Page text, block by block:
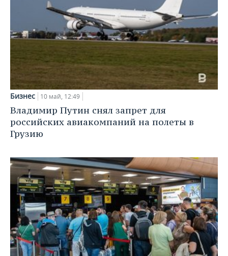
Бизнес 10 май, 12:49
Владимир Путин снял запрет для
российских авиакомпаний на полеты в
Грузию